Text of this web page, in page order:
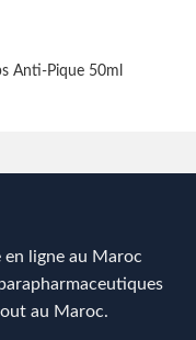
Anti-Pique 50ml
en ligne au Maroc
au Maroc.